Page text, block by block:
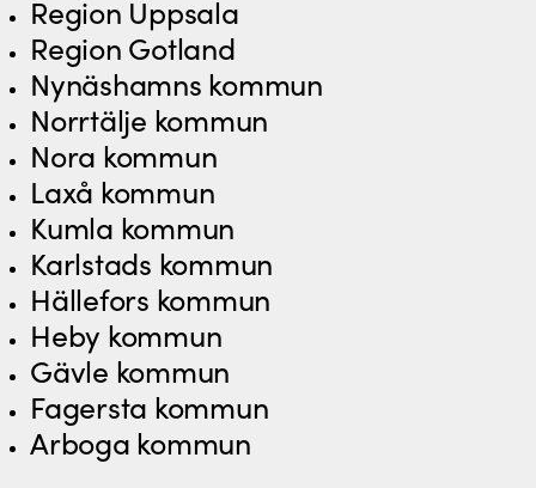
Region Uppsala
Region Gotland
Nynäshamns kommun
Norrtälje kommun
Nora kommun
Laxå kommun
Kumla kommun
Karlstads kommun
Hällefors kommun
Heby kommun
Gävle kommun
Fagersta kommun
Arboga kommun